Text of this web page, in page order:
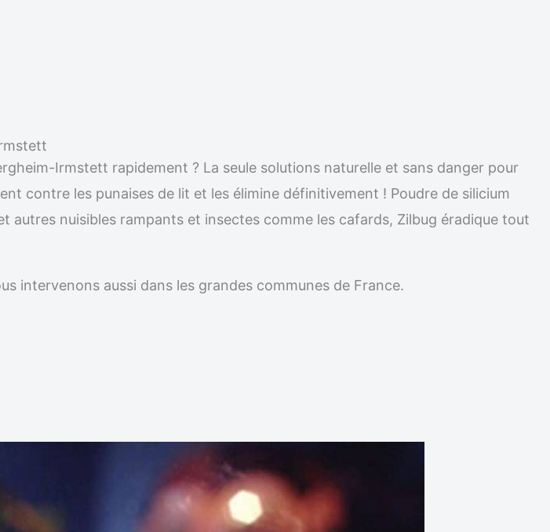
Irmstett rapidement ? La seule solutions naturelle et sans danger pour
contre les punaises de lit et les élimine définitivement ! Poudre de silicium
nuisibles rampants et insectes comme les cafards, Zilbug éradique tout
intervenons aussi dans les grandes communes de France.